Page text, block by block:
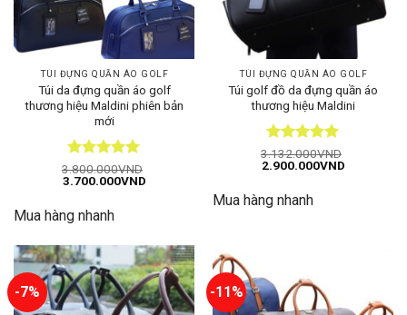
TÚI ĐỰNG QUẦN ÁO GOLF
Túi da đựng quần áo golf
thương hiệu Maldini phiên bản
mới
Được xếp
hạng55
3.800.000VND
Giá
3.800.000VND.
3.700.000VNDGiá
Mua hàng nhanh
TÚI ĐỰNG QUẦN ÁO GOLF
Túi golf đồ da đựng quần áo
thương hiệu Maldini
Được xếp
hạng55
3.132.000VND
Giá
3.132.000VND.
2.900.000VNDGiá
Mua hàng nhanh
-7% -11%